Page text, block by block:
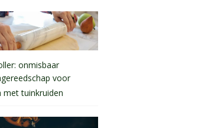
onmisbaar
voor
met tuinkruiden